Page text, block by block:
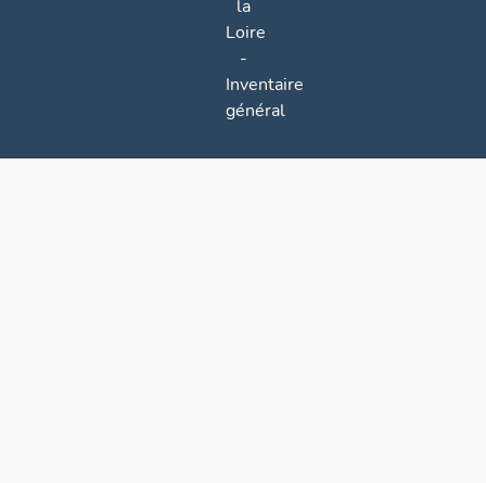
la
Loire
-
Inventaire
général